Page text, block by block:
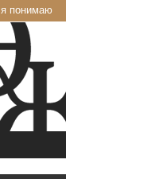
я понимаю